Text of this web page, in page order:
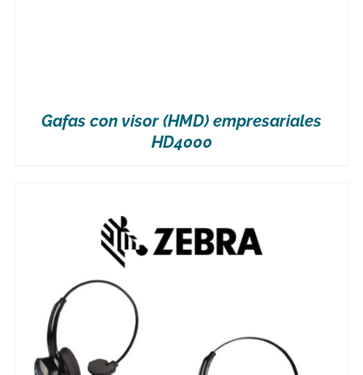
Gafas con visor (HMD) empresariales
HD4000